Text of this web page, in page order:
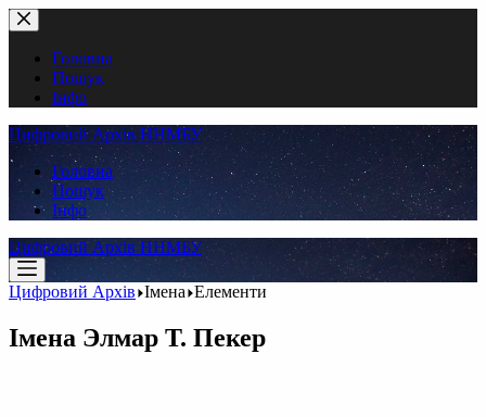
Перейти
до
вмістуГоловна
Пошук
Інфо
Цифровий Архів ННМБУ
Головна
Пошук
Інфо
Цифровий Архів ННМБУ
Цифровий Архів Імена Елементи
Імена Элмар Т. Пекер